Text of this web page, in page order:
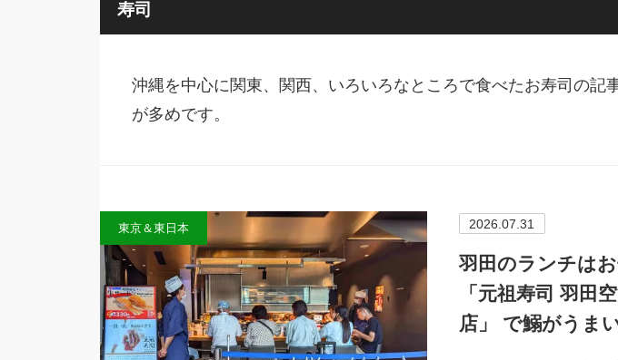
寿司
沖縄を中心に関東、関西、いろいろなところで食べたお寿司の記
が多めです。
東京＆東日本 2026.07.31
羽田のランチは
「元祖寿司 羽田
店」 で鰯がうま